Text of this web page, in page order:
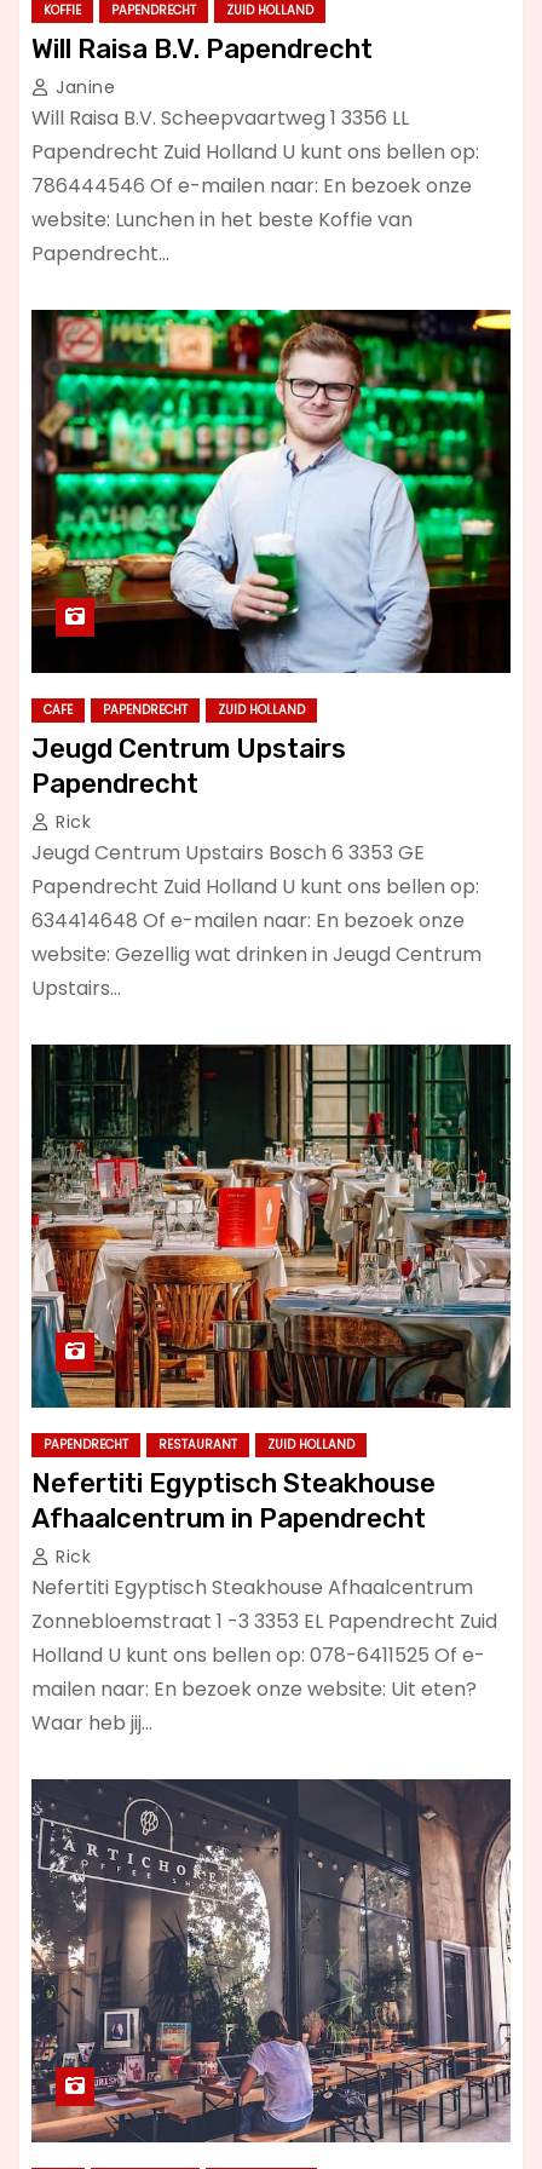
KOFFIE PAPENDRECHT ZUID HOLLAND
Will Raisa B.V. Papendrecht
Janine
Will Raisa B.V. Scheepvaartweg 1 3356 LL
Papendrecht Zuid Holland U kunt ons bellen op:
786444546 Of e-mailen naar: En bezoek onze
website: Lunchen in het beste Koffie van
Papendrecht…
CAFE PAPENDRECHT ZUID HOLLAND
Jeugd Centrum Upstairs
Papendrecht
Rick
Jeugd Centrum Upstairs Bosch 6 3353 GE
Papendrecht Zuid Holland U kunt ons bellen op:
634414648 Of e-mailen naar: En bezoek onze
website: Gezellig wat drinken in Jeugd Centrum
Upstairs…
PAPENDRECHT RESTAURANT ZUID HOLLAND
Nefertiti Egyptisch Steakhouse
Afhaalcentrum in Papendrecht
Rick
Nefertiti Egyptisch Steakhouse Afhaalcentrum
Zonnebloemstraat 1 -3 3353 EL Papendrecht Zuid
Holland U kunt ons bellen op: 078-6411525 Of e-
mailen naar: En bezoek onze website: Uit eten?
Waar heb jij…